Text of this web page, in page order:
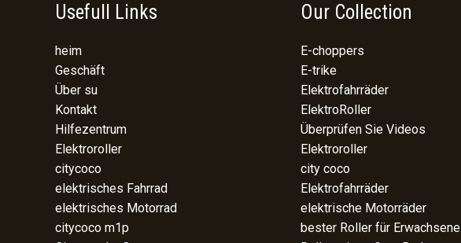
Usefull Links
heim
Geschäft
Über su
Kontakt
Hilfezentrum
Elektroroller
citycoco
elektrisches Fahrrad
elektrisches Motorrad
citycoco m1p
Our Collection
E-choppers
E-trike
Elektrofahrräder
ElektroRoller
Überprüfen Sie Videos
Elektroroller
city coco
Elektrofahrräder
elektrische Motorräder
bester Roller für Erwachsene